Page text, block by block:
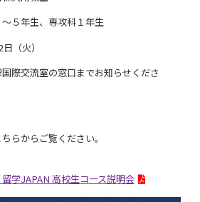
年生、専攻科１年生
（火）
の窓口までお知らせくださ
らからご覧ください。
留学JAPAN 高校生コース説明会